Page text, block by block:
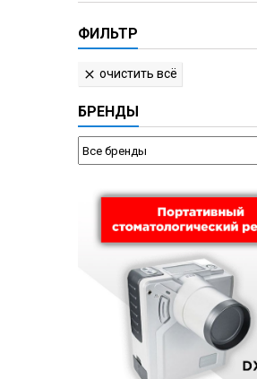
ФИЛЬТР
 очистить всё
БРЕНДЫ